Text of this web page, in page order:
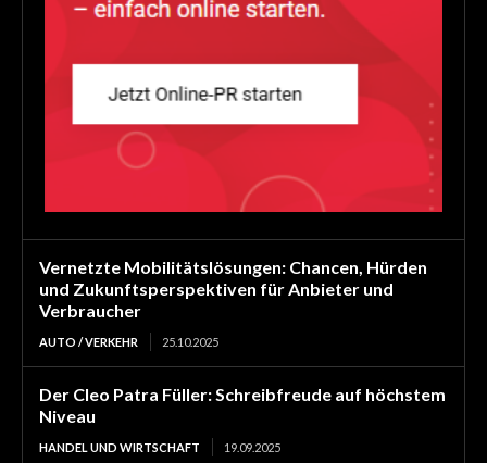
Vernetzte Mobilitätslösungen: Chancen, Hürden
und Zukunftsperspektiven für Anbieter und
Verbraucher
AUTO / VERKEHR 25.10.2025
Der Cleo Patra Füller: Schreibfreude auf höchstem
Niveau
HANDEL UND WIRTSCHAFT 19.09.2025